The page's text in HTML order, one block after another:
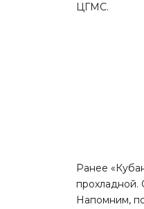
ЦГМС.
Ранее
прохладной.
Напомним,